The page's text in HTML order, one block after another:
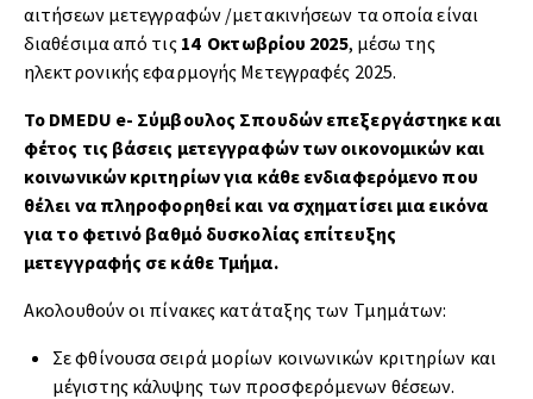
αιτήσεων μετεγγραφών /μετακινήσεων τα οποία είναι
διαθέσιμα από τις 14 Οκτωβρίου 2025, μέσω της
ηλεκτρονικής εφαρμογής Μετεγγραφές 2025.
Το DMEDU e- Σύμβουλος Σπουδών επεξεργάστηκε και
φέτος τις βάσεις μετεγγραφών των οικονομικών και
κοινωνικών κριτηρίων για κάθε ενδιαφερόμενο που
θέλει να πληροφορηθεί και να σχηματίσει μια εικόνα
για το φετινό βαθμό δυσκολίας επίτευξης
μετεγγραφής σε κάθε Τμήμα.
Ακολουθούν οι πίνακες κατάταξης των Τμημάτων:
Σε φθίνουσα σειρά μορίων κοινωνικών κριτηρίων και
μέγιστης κάλυψης των προσφερόμενων θέσεων.